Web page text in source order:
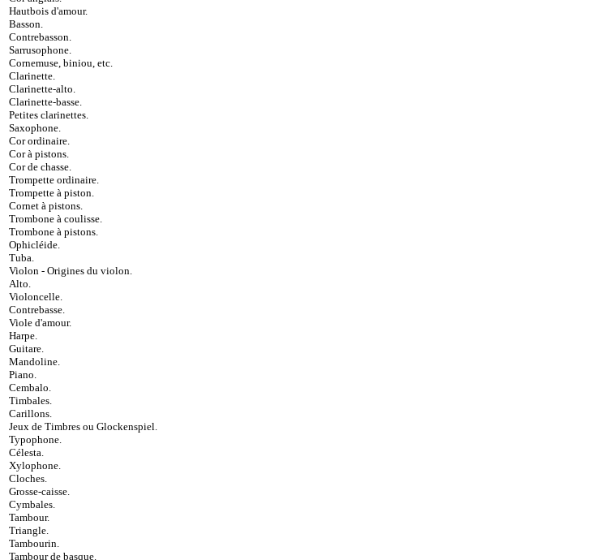
Hautbois d'amour.
Basson.
Contrebasson.
Sarrusophone.
Cornemuse, biniou, etc.
Clarinette.
Clarinette-alto.
Clarinette-basse.
Petites clarinettes.
Saxophone.
Cor ordinaire.
Cor à pistons.
Cor de chasse.
Trompette ordinaire.
Trompette à piston.
Cornet à pistons.
Trombone à coulisse.
Trombone à pistons.
Ophicléide.
Tuba.
Violon - Origines du violon.
Alto.
Violoncelle.
Contrebasse.
Viole d'amour.
Harpe.
Guitare.
Mandoline.
Piano.
Cembalo.
Timbales.
Carillons.
Jeux de Timbres ou Glockenspiel.
Typophone.
Célesta.
Xylophone.
Cloches.
Grosse-caisse.
Cymbales.
Tambour.
Triangle.
Tambourin.
Tambour de basque.